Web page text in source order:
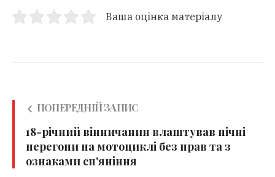
Ваша оцінка матеріалу
ПОПЕРЕДНІЙ ЗАПИС
18-річний вінничанин влаштував нічні
перегони на мотоциклі без прав та з
ознаками сп'яніння